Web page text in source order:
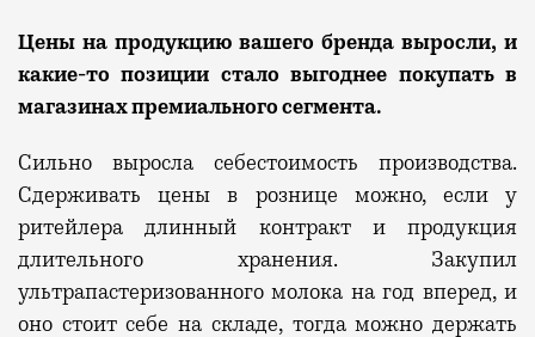
Цены на продукцию вашего бренда выросли, и
какие-то позиции сталовыгоднее покупатьв
магазинах премиального сегмента.
Сильно выросла себестоимость производства.
Сдерживать цены в рознице можно, если у
ритейлера длинный контракт и продукция
длительного хранения. Закупил
ультрапастеризованного молока на год вперед, и
оно стоит себе на складе, тогда можно держать